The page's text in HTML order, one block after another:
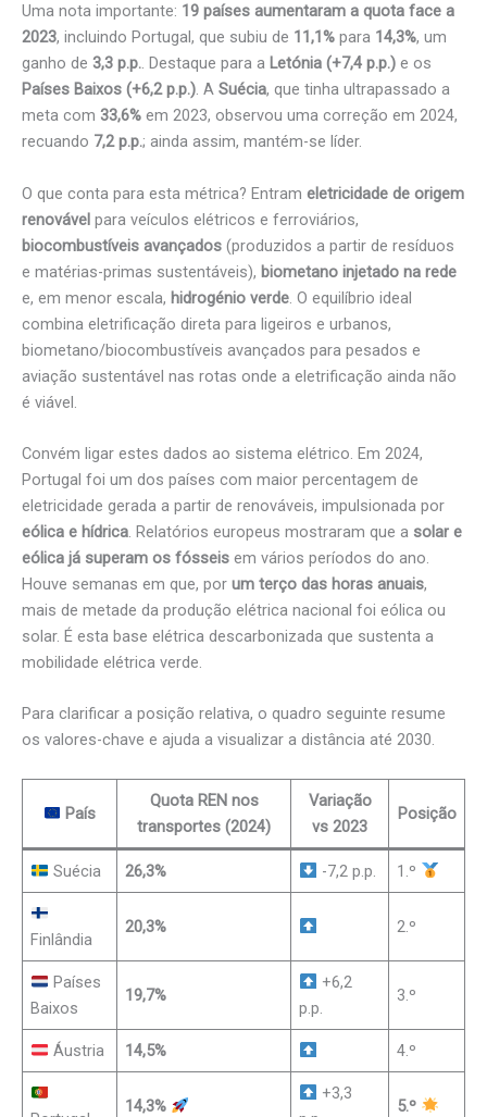
Uma nota importante: 19 países aumentaram a quota face a
2023, incluindo Portugal, que subiu de 11,1% para 14,3%, um
ganho de 3,3 p.p.. Destaque para a Letónia (+7,4 p.p.) e os
Países Baixos (+6,2 p.p.). A Suécia, que tinha ultrapassado a
meta com 33,6% em 2023, observou uma correção em 2024,
recuando 7,2 p.p.; ainda assim, mantém-se líder.
O que conta para esta métrica? Entram eletricidade de origem
renovável para veículos elétricos e ferroviários,
biocombustíveis avançados (produzidos a partir de resíduos
e matérias-primas sustentáveis), biometano injetado na rede
e, em menor escala, hidrogénio verde. O equilíbrio ideal
combina eletrificação direta para ligeiros e urbanos,
biometano/biocombustíveis avançados para pesados e
aviação sustentável nas rotas onde a eletrificação ainda não
é viável.
Convém ligar estes dados ao sistema elétrico. Em 2024,
Portugal foi um dos países com maior percentagem de
eletricidade gerada a partir de renováveis, impulsionada por
eólica e hídrica. Relatórios europeus mostraram que a solar e
eólica já superam os fósseis em vários períodos do ano.
Houve semanas em que, por um terço das horas anuais,
mais de metade da produção elétrica nacional foi eólica ou
solar. É esta base elétrica descarbonizada que sustenta a
mobilidade elétrica verde.
Para clarificar a posição relativa, o quadro seguinte resume
os valores-chave e ajuda a visualizar a distância até 2030.
País
Quota REN nos
transportes (2024)
Variação
vs 2023
Posição
Suécia 26,3% -7,2 p.p. 1.º
Finlândia
20,3% 2.º
Países
Baixos
19,7%
+6,2
p.p.
3.º
Áustria 14,5% 4.º
14,3%
+3,3
5.º